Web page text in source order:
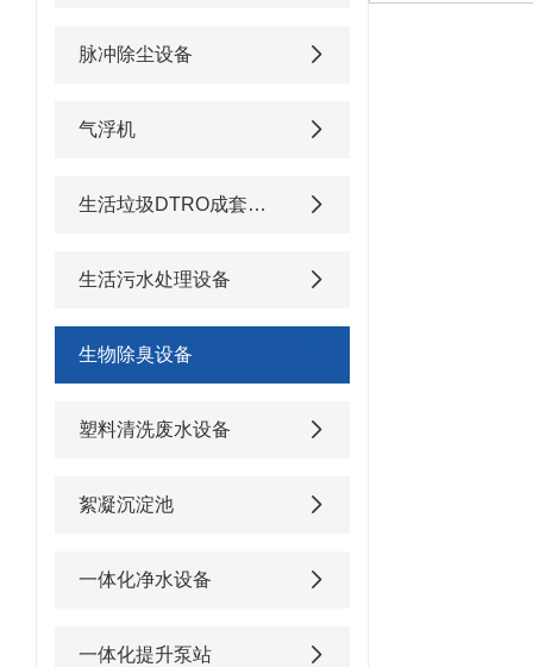
脉冲除尘设备
气浮机
生活垃圾DTRO成套渗滤液处理设备
生活污水处理设备
生物除臭设备
塑料清洗废水设备
絮凝沉淀池
一体化净水设备
一体化提升泵站